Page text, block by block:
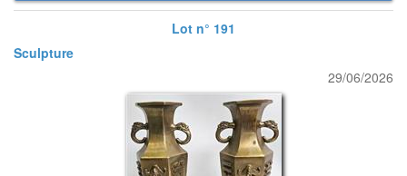
Lot n° 191
Sculpture
29/06/2026